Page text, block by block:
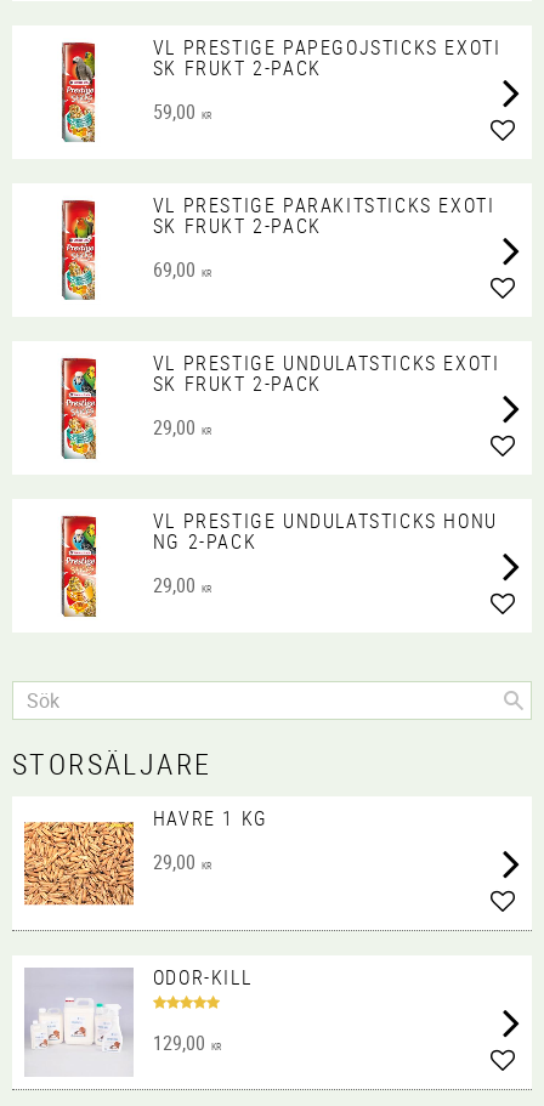
VL PRESTIGE PAPEGOJSTICKS EXOTI
SK FRUKT 2-PACK
59,00 KR
VL PRESTIGE PARAKITSTICKS EXOTI
SK FRUKT 2-PACK
69,00 KR
VL PRESTIGE UNDULATSTICKS EXOTI
SK FRUKT 2-PACK
29,00 KR
VL PRESTIGE UNDULATSTICKS HONU
NG 2-PACK
29,00 KR
STORSÄLJARE
HAVRE 1 KG
29,00 KR
ODOR-KILL
129,00 KR